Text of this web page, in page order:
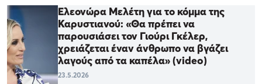
Ελεονώρα Μελέτη για το κόμμα της
Καρυστιανού: «Θα πρέπει να
παρουσιάσει τον Γιούρι Γκέλερ,
χρειάζεται έναν άνθρωπο να βγάζει
λαγούς από τα καπέλα» (video)
23.5.2026